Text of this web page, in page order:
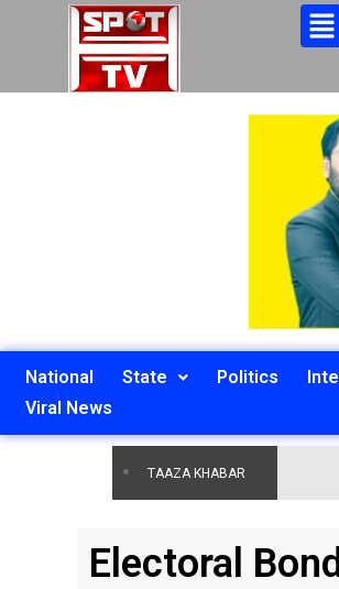
National State Politics
Viral News
TAAZA KHABAR
Electoral